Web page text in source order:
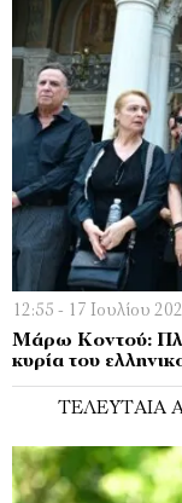
12:55 - 17 Ιουλίου
Μάρω Κοντού:
κυρία του
ΤΕΛΕΥΤΑΊΑ